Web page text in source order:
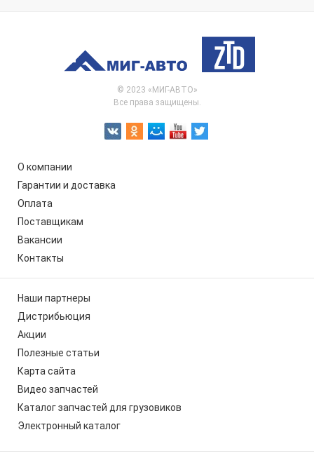
© 2023 «МИГ-АВТО»
Все права защищены.
О компании
Гарантии и доставка
Оплата
Поставщикам
Вакансии
Контакты
Наши партнеры
Дистрибьюция
Акции
Полезные статьи
Карта сайта
Видео запчастей
Каталог запчастей для грузовиков
Электронный каталог